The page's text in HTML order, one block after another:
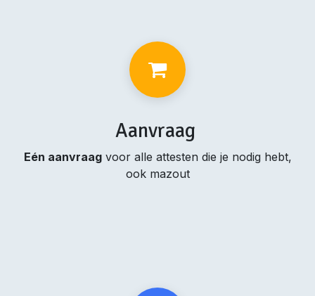
Aanvraag
Eén aanvraagvoor alle attesten die je nodig hebt,
ook mazout